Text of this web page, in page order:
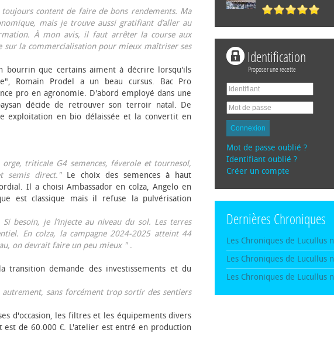
content de faire de bons rendements. Ma
mais je trouve aussi gratifiant d’aller au
À mon avis, il faut arrêter la course aux
sur la commercialisation pour mieux maîtriser ses
bourrin que certains aiment à décrire lorsqu'ils
Romain Prodel a un beau cursus. Bac Pro
pro en agronomie. D'abord employé dans une
décide de retrouver son terroir natal. De
exploitation en bio délaissée et la convertit en
orge, triticale G4 semences, féverole et tournesol,
semis direct."Le choix des semences à haut
Il a choisi Ambassador en colza, Angelo en
est classique mais il refuse la pulvérisation
Si besoin, je l’injecte au niveau du sol. Les terres
En colza, la campagne 2024-2025 atteint 44
on devrait faire un peu mieux ".
transition demande des investissements et du
autrement, sans forcément trop sortir des sentiers
d'occasion, les filtres et les équipements divers
est de 60.000 €. L'atelier est entré en production
Identification
Proposer une recette
Connexion
Mot de passe oublié ?
Identifiant oublié ?
Créer un compte
Dernières Chroniques
Les Chroniques de Lucullus
Les Chroniques de Lucullus
Les Chroniques de Lucullus